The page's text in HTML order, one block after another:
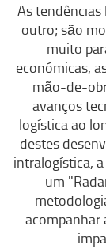
As
outro; são
muito
económicas,
mão-de-
avanços
logística ao
destes
intralogística,
um
acompanhar